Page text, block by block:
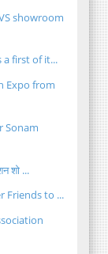
showroom
first of it...
Expo from
Sonam
शो ...
Friends to ...